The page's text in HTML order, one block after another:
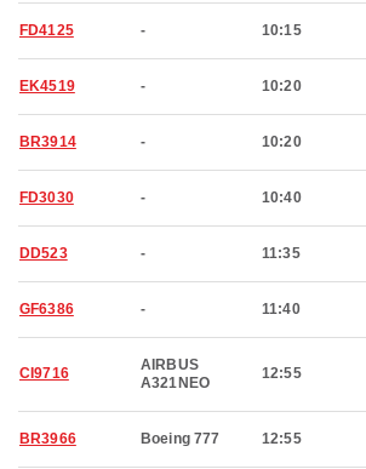
FD4125 - 10:15
EK4519 - 10:20
BR3914 - 10:20
FD3030 - 10:40
DD523 - 11:35
GF6386 - 11:40
CI9716
AIRBUS
A321NEO
12:55
BR3966 Boeing 777 12:55